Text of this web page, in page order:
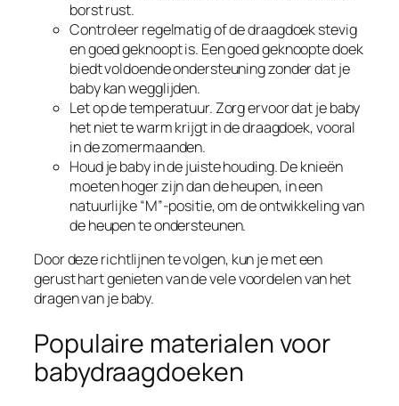
borst rust.
Controleer regelmatig of de draagdoek stevig
en goed geknoopt is. Een goed geknoopte doek
biedt voldoende ondersteuning zonder dat je
baby kan wegglijden.
Let op de temperatuur. Zorg ervoor dat je baby
het niet te warm krijgt in de draagdoek, vooral
in de zomermaanden.
Houd je baby in de juiste houding. De knieën
moeten hoger zijn dan de heupen, in een
natuurlijke “M”-positie, om de ontwikkeling van
de heupen te ondersteunen.
Door deze richtlijnen te volgen, kun je met een
gerust hart genieten van de vele voordelen van het
dragen van je baby.
Populaire materialen voor
babydraagdoeken